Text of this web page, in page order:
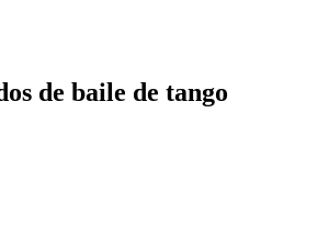
de baile de tango